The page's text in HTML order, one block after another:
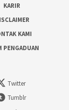
KARIR
KAMI
PENGADUAN
Twitter
Tumblr